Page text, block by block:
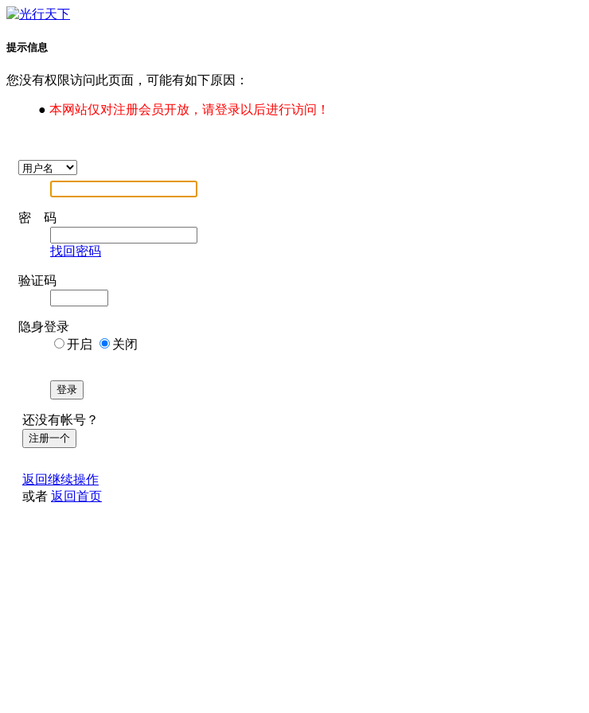
提示信息
您没有权限访问此页面，可能有如下原因：
● 本网站仅对注册会员开放，请登录以后进行访问！
密 码
找回密码
验证码
隐身登录
开启
关闭
登录
还没有帐号？
注册一个
返回继续操作
或者 返回首页